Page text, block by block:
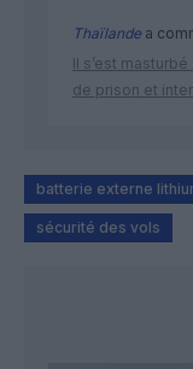
Thaïlandea
Il s’est
de prison et
batterie externe
sécurité des vols